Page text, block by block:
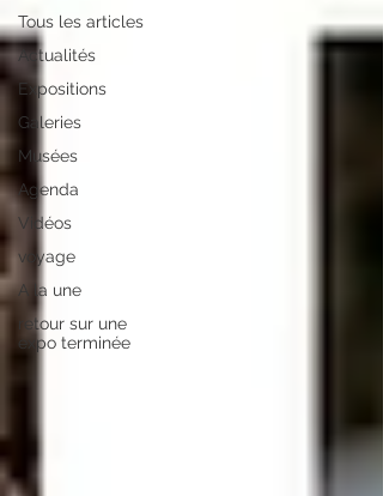
Tous les articles
Actualités
Expositions
Galeries
Musées
Agenda
Vidéos
voyage
A la une
retour sur une
expo terminée